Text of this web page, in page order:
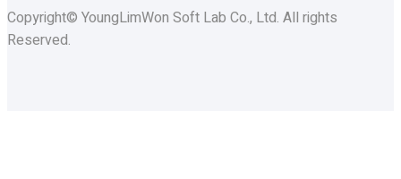
Copyright© YoungLimWon Soft Lab Co., Ltd. All rights
Reserved.